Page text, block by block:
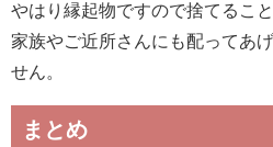
やはり縁起物ですので捨てるこ
家族やご近所さんにも配ってあ
せん。
まとめ